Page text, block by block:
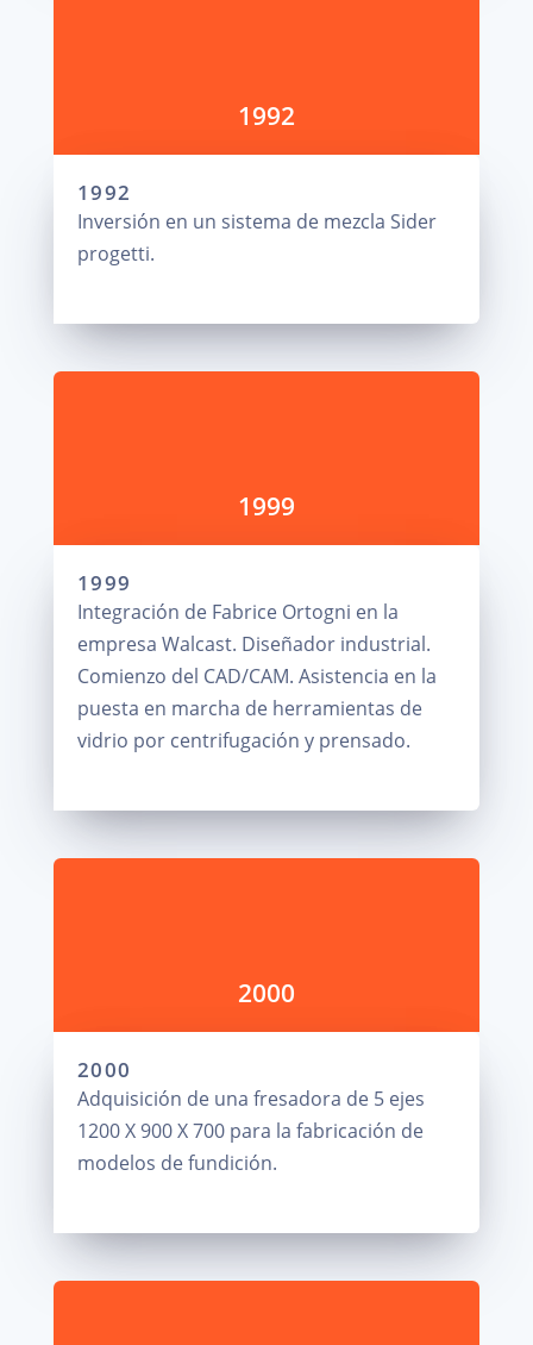
1992
1992
Inversión en un sistema de mezcla Sider
progetti.
1999
1999
Integración de Fabrice Ortogni en la
empresa Walcast. Diseñador industrial.
Comienzo del CAD/CAM. Asistencia en la
puesta en marcha de herramientas de
vidrio por centrifugación y prensado.
2000
2000
Adquisición de una fresadora de 5 ejes
1200 X 900 X 700 para la fabricación de
modelos de fundición.